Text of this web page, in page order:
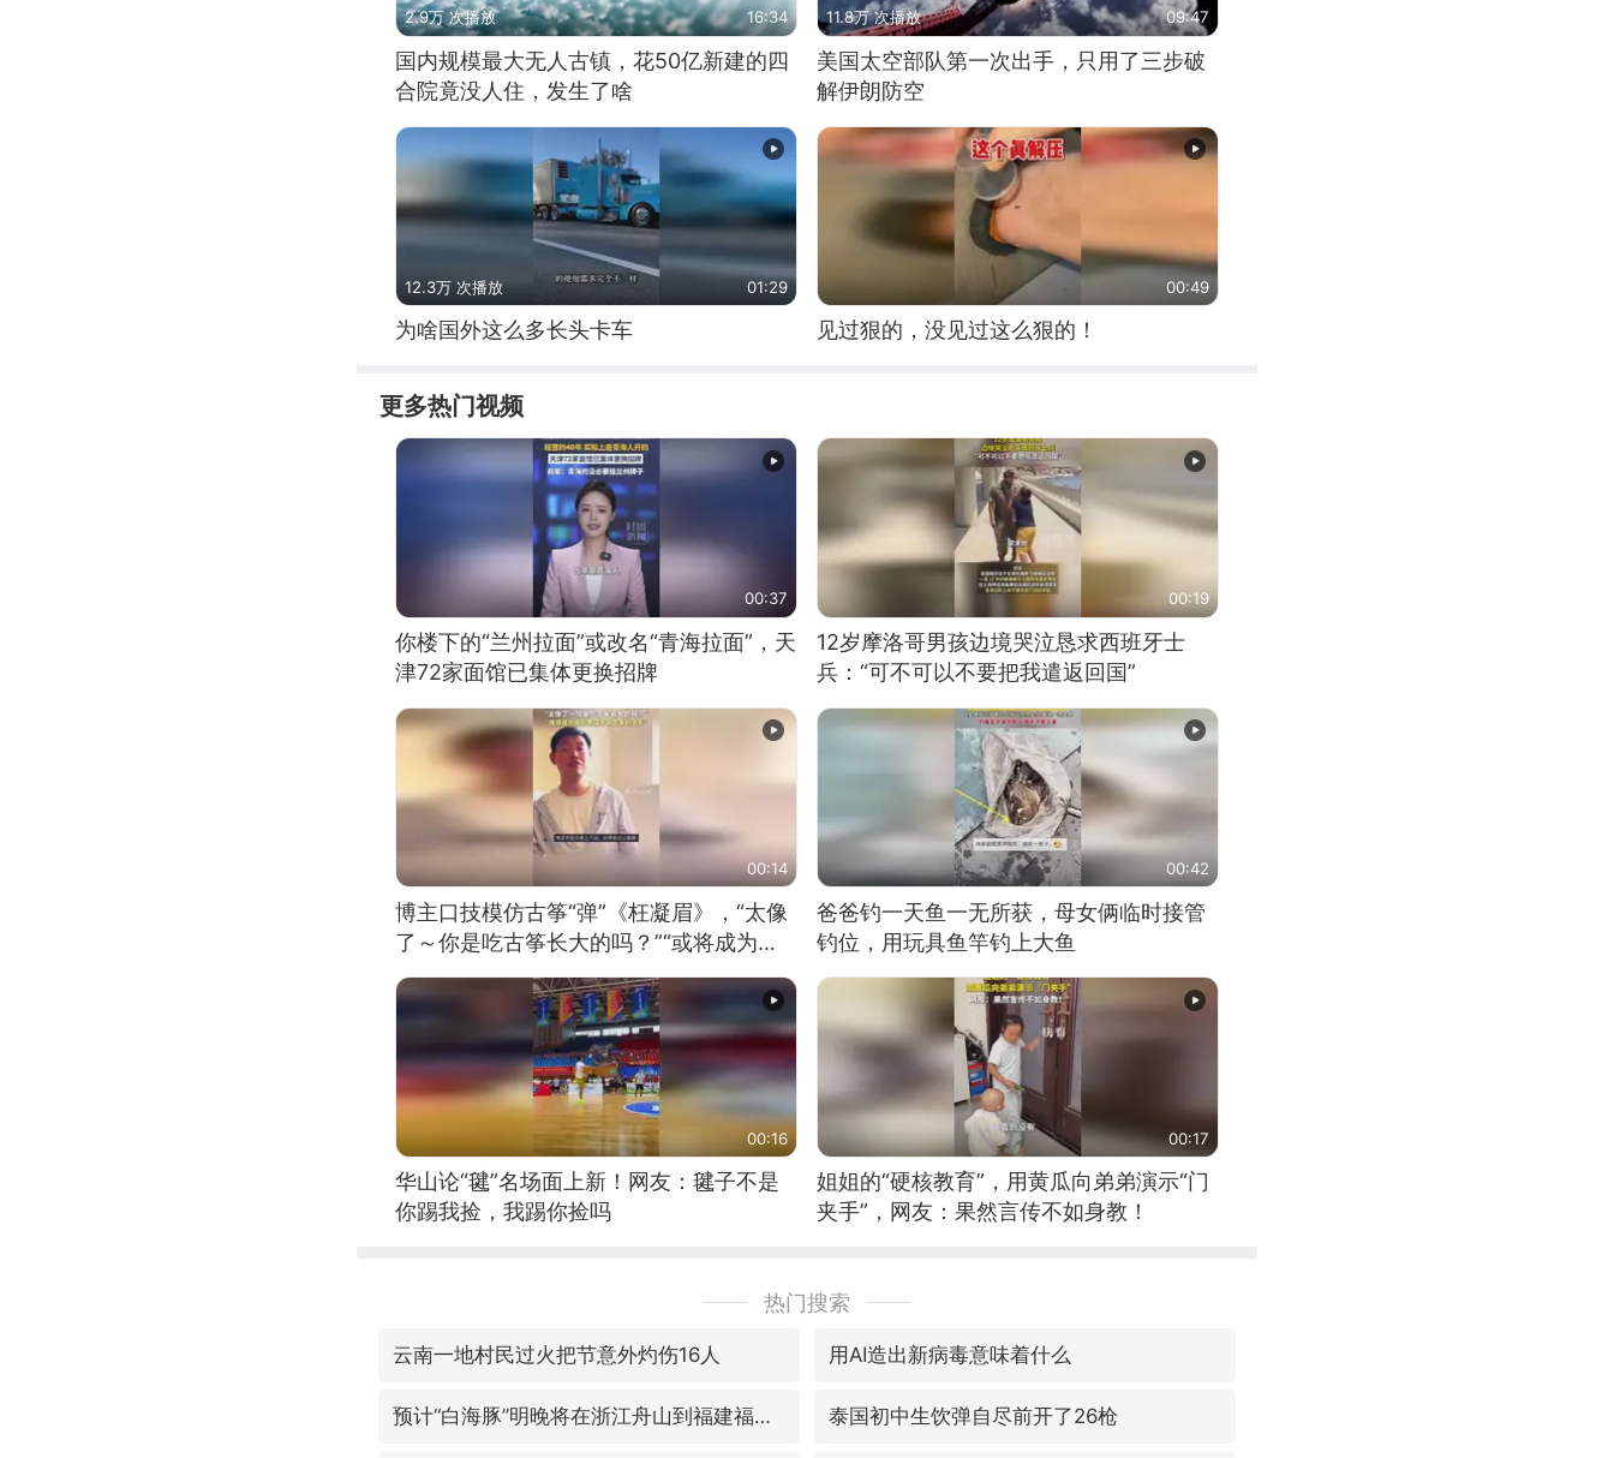
2.9万 次播放 16:34
国内规模最大无人古镇，花50亿新建的四
合院竟没人住，发生了啥
11.8万 次播放 09:47
美国太空部队第一次出手，只用了三步破
解伊朗防空
12.3万 次播放 01:29
为啥国外这么多长头卡车
00:49
见过狠的，没见过这么狠的！
更多热门视频
00:37
你楼下的“兰州拉面”或改名“青海拉面”，天
津72家面馆已集体更换招牌
00:19
12岁摩洛哥男孩边境哭泣恳求西班牙士
兵：“可不可以不要把我遣返回国”
00:14
博主口技模仿古筝“弹”《枉凝眉》，“太像
了～你是吃古筝长大的吗？”“或将成为首
位考级不带古筝的选手。”（来源：新华每
日电讯）
00:42
爸爸钓一天鱼一无所获，母女俩临时接管
钓位，用玩具鱼竿钓上大鱼
00:16
华山论“毽”名场面上新！网友：毽子不是
你踢我捡，我踢你捡吗
00:17
姐姐的“硬核教育”，用黄瓜向弟弟演示“门
夹手”，网友：果然言传不如身教！
热门搜索
云南一地村民过火把节意外灼伤16人 用AI造出新病毒意味着什么
预计“白海豚”明晚将在浙江舟山到福建福鼎一带沿海登陆 泰国初中生饮弹自尽前开了26枪